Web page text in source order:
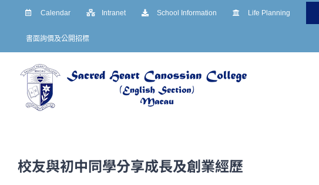
Calendar Intranet School Information Life Planning
書面詢價及公開招標
校友與初中同學分享成長及創業經歷